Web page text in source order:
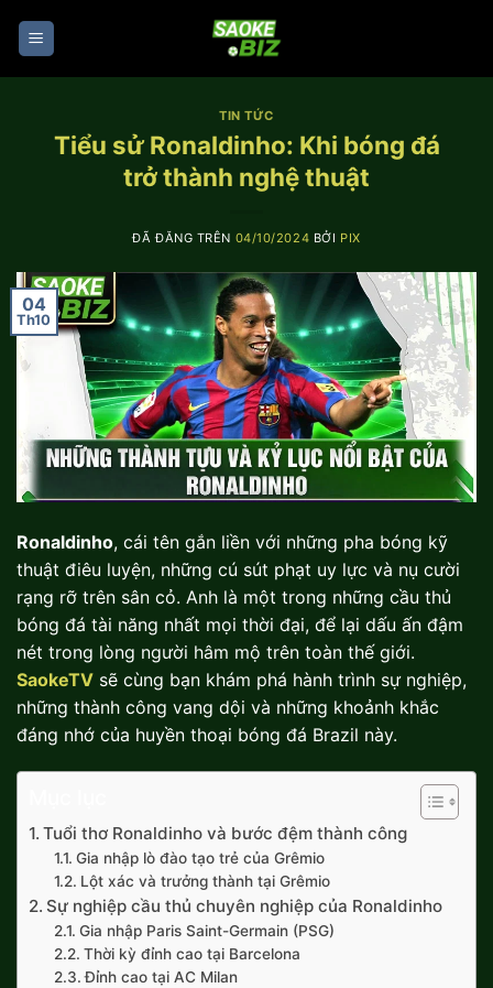
đến
TIN TỨC
Tiểu sử Ronaldinho: Khi bóng đá
trở thành nghệ thuật
ĐÃ ĐĂNG TRÊN 04/10/2024 BỞI PIX
04
Th10
Ronaldinho, cái tên gắn liền với những pha bóng kỹ
thuật điêu luyện, những cú sút phạt uy lực và nụ cười
rạng rỡ trên sân cỏ. Anh là một trong những cầu thủ
bóng đá tài năng nhất mọi thời đại, để lại dấu ấn đậm
nét trong lòng người hâm mộ trên toàn thế giới.
SaokeTV sẽ cùng bạn khám phá hành trình sự nghiệp,
những thành công vang dội và những khoảnh khắc
đáng nhớ của huyền thoại bóng đá Brazil này.
Tuổi thơ Ronaldinho và bước đệm thành công
Gia nhập lò đào tạo trẻ của Grêmio
Lột xác và trưởng thành tại Grêmio
Sự nghiệp cầu thủ chuyên nghiệp của Ronaldinho
Gia nhập Paris Saint-Germain (PSG)
Thời kỳ đỉnh cao tại Barcelona
Đỉnh cao tại AC Milan